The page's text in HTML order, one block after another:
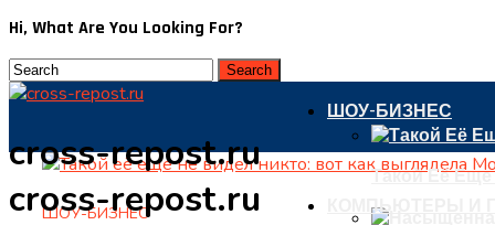
Hi, What Are You Looking For?
cross-repost.ru
cross-repost.ru
ШОУ-БИЗНЕС
Такой Её
КОМПЬЮТЕРЫ И
ШОУ-БИЗНЕС